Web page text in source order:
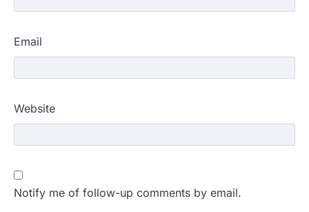
Email
Website
Notify me of follow-up comments by email.